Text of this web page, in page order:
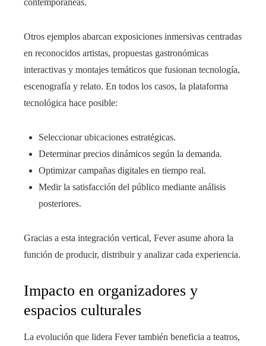
Otros ejemplos abarcan exposiciones inmersivas centradas
en reconocidos artistas, propuestas gastronómicas
interactivas y montajes temáticos que fusionan tecnología,
escenografía y relato. En todos los casos, la plataforma
tecnológica hace posible:
Seleccionar ubicaciones estratégicas.
Determinar precios dinámicos según la demanda.
Optimizar campañas digitales en tiempo real.
Medir la satisfacción del público mediante análisis
posteriores.
Gracias a esta integración vertical, Fever asume ahora la
función de producir, distribuir y analizar cada experiencia.
Impacto en organizadores y
espacios culturales
La evolución que lidera Fever también beneficia a teatros,